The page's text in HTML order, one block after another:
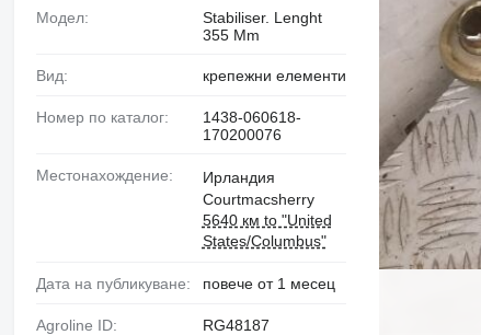
Модел:
Stabiliser. Lenght
355 Mm
Вид: крепежни елементи
Номер по каталог:
1438-060618-
170200076
Местонахождение:
Ирландия
Courtmacsherry
5640 км to "United
States/Columbus"
Дата на публикуване: повече от 1 месец
Agroline ID: RG48187